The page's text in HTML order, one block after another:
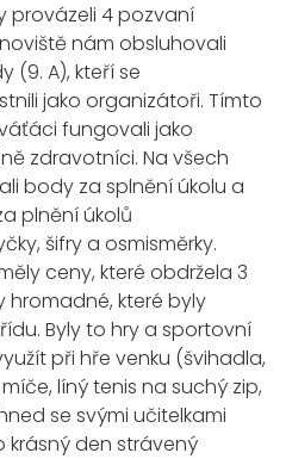
provázeli 4 pozvaní
nám obsluhovali
(9. A), kteří se
jako organizátoři. Tímto
fungovali jako
zdravotníci. Na všech
body za splnění úkolu a
plnění úkolů
šifry a osmisměrky.
ceny, které obdržela 3
hromadné, které byly
Byly to hry a sportovní
při hře venku (švihadla,
líný tenis na suchý zip,
se svými učitelkami
krásný den strávený